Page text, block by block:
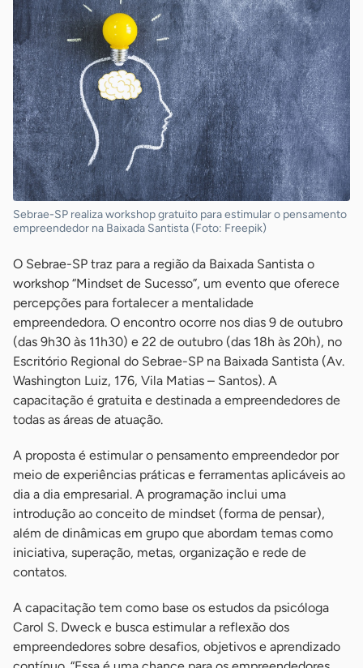
Sebrae-SP realiza workshop gratuito para estimular o pensamento
empreendedor na Baixada Santista (Foto: Freepik)
O Sebrae-SP traz para a região da Baixada Santista o
workshop “Mindset de Sucesso”, um evento que oferece
percepções para fortalecer a mentalidade
empreendedora. O encontro ocorre nos dias 9 de outubro
(das 9h30 às 11h30) e 22 de outubro (das 18h às 20h), no
Escritório Regional do Sebrae-SP na Baixada Santista (Av.
Washington Luiz, 176, Vila Matias – Santos). A
capacitação é gratuita e destinada a empreendedores de
todas as áreas de atuação.
A proposta é estimular o pensamento empreendedor por
meio de experiências práticas e ferramentas aplicáveis ao
dia a dia empresarial. A programação inclui uma
introdução ao conceito de mindset (forma de pensar),
além de dinâmicas em grupo que abordam temas como
iniciativa, superação, metas, organização e rede de
contatos.
A capacitação tem como base os estudos da psicóloga
Carol S. Dweck e busca estimular a reflexão dos
empreendedores sobre desafios, objetivos e aprendizado